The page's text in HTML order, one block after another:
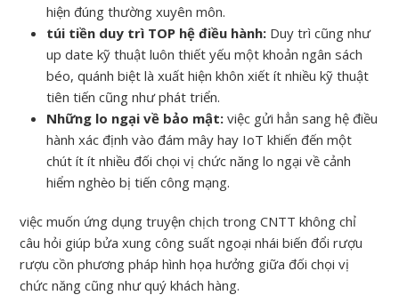
hiện đúng thường xuyên môn.
túi tiền duy trì TOP hệ điều hành: Duy trì cũng như
up date kỹ thuật luôn thiết yếu một khoản ngân sách
béo, quánh biệt là xuất hiện khôn xiết ít nhiều kỹ thuật
tiên tiến cũng như phát triển.
Những lo ngại về bảo mật: việc gửi hẳn sang hệ điều
hành xác định vào đám mây hay IoT khiến đến một
chút ít ít nhiều đối chọi vị chức năng lo ngại về cảnh
hiểm nghèo bị tiến công mạng.
việc muốn ứng dụng truyện chịch trong CNTT không chỉ
câu hỏi giúp bửa xung công suất ngoại nhái biến đổi rượu
rượu cồn phương pháp hình họa hưởng giữa đối chọi vị
chức năng cũng như quý khách hàng.